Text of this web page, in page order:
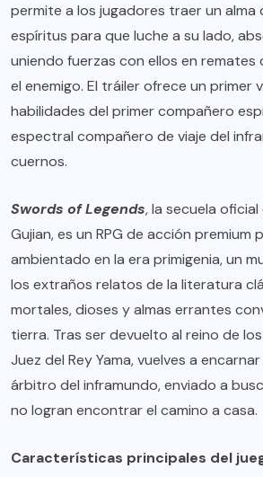
permite a los jugadores traer un alma
espíritus para que luche a su lado,
uniendo fuerzas con ellos en
el enemigo. El tráiler ofrece un primer
habilidades del primer compañero
espectral compañero de viaje del
cuernos.
Swords of Legends, la secuela
Gujian, es un RPG de acción premium
ambientado en la era primigenia, un
los extraños relatos de la literatura
mortales, dioses y almas errantes
tierra. Tras ser devuelto al reino de
Juez del Rey Yama, vuelves a
árbitro del inframundo, enviado a
no logran encontrar el camino a casa.
Características principales del